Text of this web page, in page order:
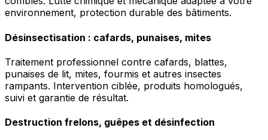
environnement, protection durable des bâtiments.
Désinsectisation : cafards, punaises, mites
Traitement professionnel contre cafards, blattes,
punaises de lit, mites, fourmis et autres insectes
rampants. Intervention ciblée, produits homologués,
suivi et garantie de résultat.
Destruction frelons, guêpes et désinfection